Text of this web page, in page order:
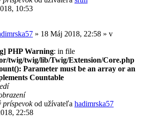
10:53
» 18 Máj 2018, 22:58 » v
PHP Warning: in file
twig/twig/lib/Twig/Extension/Core.php
Parameter must be an array or an
Countable
príspevokod užívateľa hadimrska57
22:58